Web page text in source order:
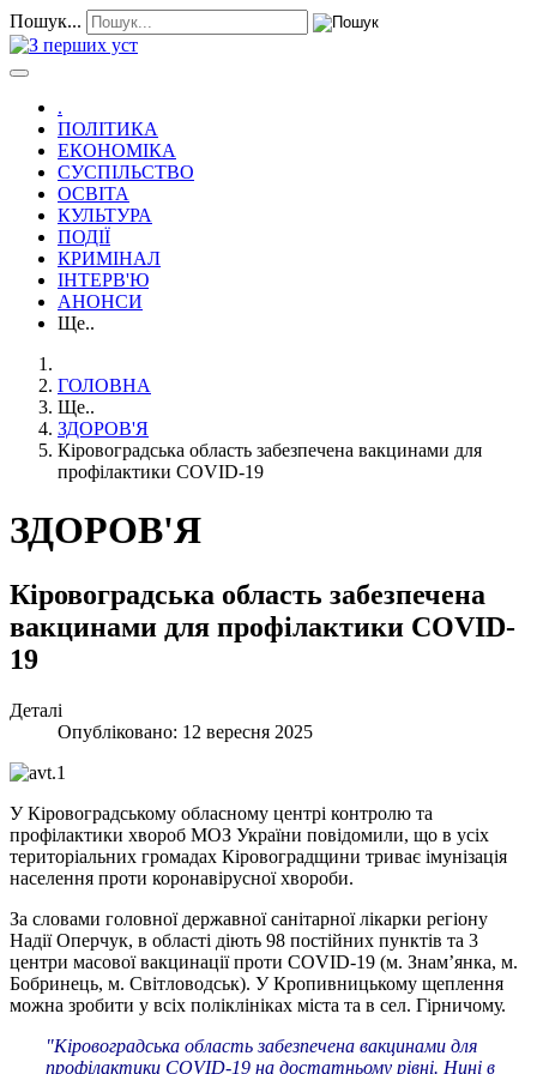
Пошук...
.
ПОЛІТИКА
ЕКОНОМІКА
СУСПІЛЬСТВО
ОСВІТА
КУЛЬТУРА
ПОДІЇ
КРИМІНАЛ
ІНТЕРВ'Ю
АНОНСИ
Ще..
ГОЛОВНА
Ще..
ЗДОРОВ'Я
Кіровоградська область забезпечена вакцинами для
профілактики COVID-19
ЗДОРОВ'Я
Кіровоградська область забезпечена
вакцинами для профілактики COVID-
19
Деталі
Опубліковано: 12 вересня 2025
У Кіровоградському обласному центрі контролю та
профілактики хвороб МОЗ України повідомили, що в усіх
територіальних громадах Кіровоградщини триває імунізація
населення проти коронавірусної хвороби.
За словами головної державної санітарної лікарки регіону
Надії Оперчук, в області діють 98 постійних пунктів та 3
центри масової вакцинації проти COVID-19 (м. Знам’янка, м.
Бобринець, м. Світловодськ). У Кропивницькому щеплення
можна зробити у всіх поліклініках міста та в сел. Гірничому.
"Кіровоградська область забезпечена вакцинами для
профілактики COVID-19 на достатньому рівні. Нині в